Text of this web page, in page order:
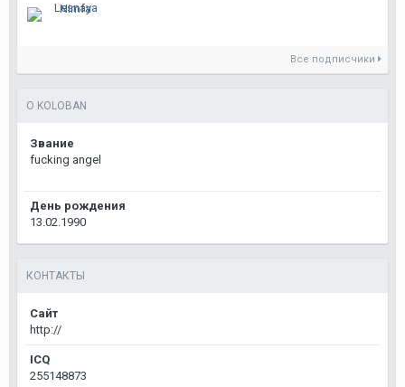
Все подписчики
О KOLOBAN
Звание
fucking angel
День рождения
13.02.1990
КОНТАКТЫ
Сайт
http://
ICQ
255148873